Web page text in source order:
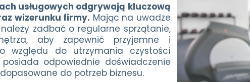
usługowych odgrywają kluczową
wizerunku firmy. Mając na uwadze
zadbać o regularne sprzątanie,
aby zapewnić przyjemne i
względu do utrzymania czystości
odpowiednie doświadczenie
do potrzeb biznesu.